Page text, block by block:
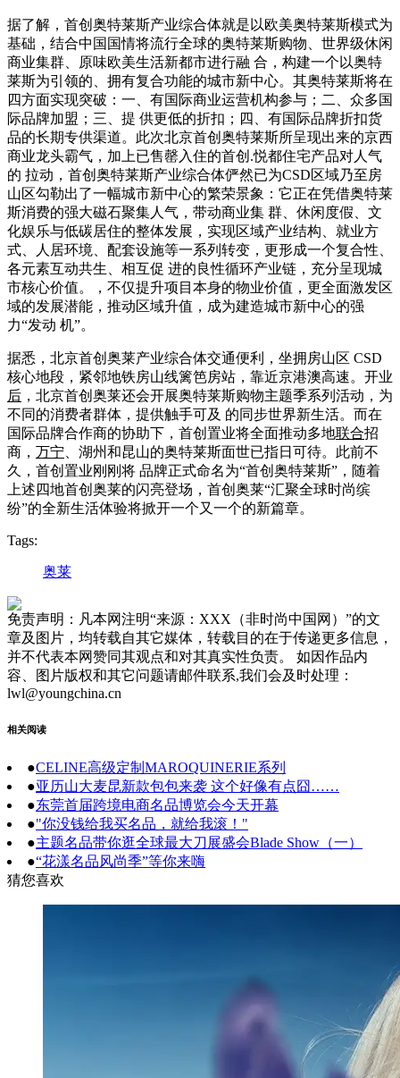
据了解，首创奥特莱斯产业综合体就是以欧美奥特莱斯模式为
基础，结合中国国情将流行全球的奥特莱斯购物、世界级休闲
商业集群、原味欧美生活新都市进行融 合，构建一个以奥特
莱斯为引领的、拥有复合功能的城市新中心。其奥特莱斯将在
四方面实现突破：一、有国际商业运营机构参与；二、众多国
际品牌加盟；三、提 供更低的折扣；四、有国际品牌折扣货
品的长期专供渠道。此次北京首创奥特莱斯所呈现出来的京西
商业龙头霸气，加上已售罄入住的首创.悦都住宅产品对人气
的 拉动，首创奥特莱斯产业综合体俨然已为CSD区域乃至房
山区勾勒出了一幅城市新中心的繁荣景象：它正在凭借奥特莱
斯消费的强大磁石聚集人气，带动商业集 群、休闲度假、文
化娱乐与低碳居住的整体发展，实现区域产业结构、就业方
式、人居环境、配套设施等一系列转变，更形成一个复合性、
各元素互动共生、相互促 进的良性循环产业链，充分呈现城
市核心价值。，不仅提升项目本身的物业价值，更全面激发区
域的发展潜能，推动区域升值，成为建造城市新中心的强
力“发动 机”。
据悉，北京首创奥莱产业综合体交通便利，坐拥房山区 CSD
核心地段，紧邻地铁房山线篱笆房站，靠近京港澳高速。开业
后 ，北京首创奥莱还会开展奥特莱斯购物主题季系列活动，为
不同的消费者群体，提供触手可及 的同步世界新生活。而在
国际品牌合作商的协助下，首创置业将全面推动多地联合招
商， 万宁 、湖州和昆山的奥特莱斯面世已指日可待。此前不
久，首创置业刚刚将 品牌正式命名为“首创奥特莱斯”，随着
上述四地首创奥莱的闪亮登场，首创奥莱“汇聚全球时尚缤
纷”的全新生活体验将掀开一个又一个的新篇章。
Tags:
奥莱
免责声明：凡本网注明“来源：XXX（非时尚中国网）”的文
章及图片，均转载自其它媒体，转载目的在于传递更多信息，
并不代表本网赞同其观点和对其真实性负责。 如因作品内
容、图片版权和其它问题请邮件联系,我们会及时处理：
lwl@youngchina.cn
相关阅读
●CELINE高级定制MAROQUINERIE系列
●亚历山大麦昆新款包包来袭 这个好像有点囧……
●东莞首届跨境电商名品博览会今天开幕
●"你没钱给我买名品，就给我滚！"
●主题名品带你逛全球最大刀展盛会Blade Show（一）
●“花漾名品风尚季”等你来嗨
猜您喜欢